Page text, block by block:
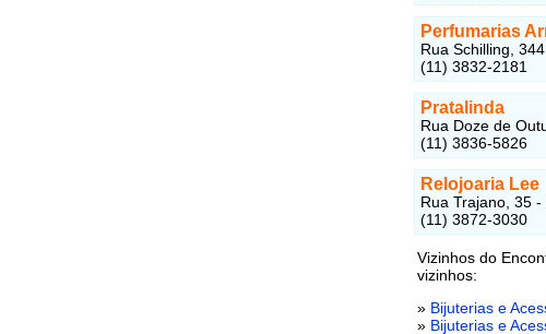
Perfumarias
Rua Schilling,
(11) 3832-2181
Pratalinda
Rua Doze de
(11) 3836-5826
Relojoaria Lee
Rua Trajano, 35
(11) 3872-3030
Vizinhos do
vizinhos:
» Bijuterias e
» Bijuterias e